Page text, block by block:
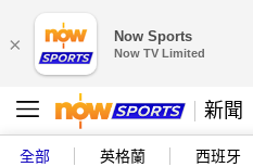
× Now Sports
Now TV Limited
新聞
全部 英格蘭 西班牙